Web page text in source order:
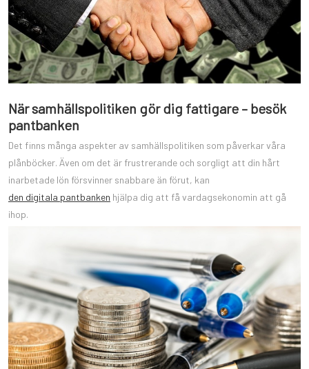
När samhällspolitiken gör dig fattigare – besök
pantbanken
Det finns många aspekter av samhällspolitiken som påverkar våra
plånböcker. Även om det är frustrerande och sorgligt att din hårt
inarbetade lön försvinner snabbare än förut, kan
den digitala pantbanken hjälpa dig att få vardagsekonomin att gå
ihop.